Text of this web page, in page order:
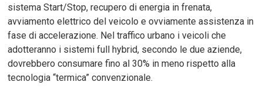
sistema Start/Stop, recupero di energia in frenata,
avviamento elettrico del veicolo e ovviamente assistenza in
fase di accelerazione. Nel traffico urbano i veicoli che
adotteranno i sistemi full hybrid, secondo le due aziende,
dovrebbero consumare fino al 30% in meno rispetto alla
tecnologia “termica” convenzionale.